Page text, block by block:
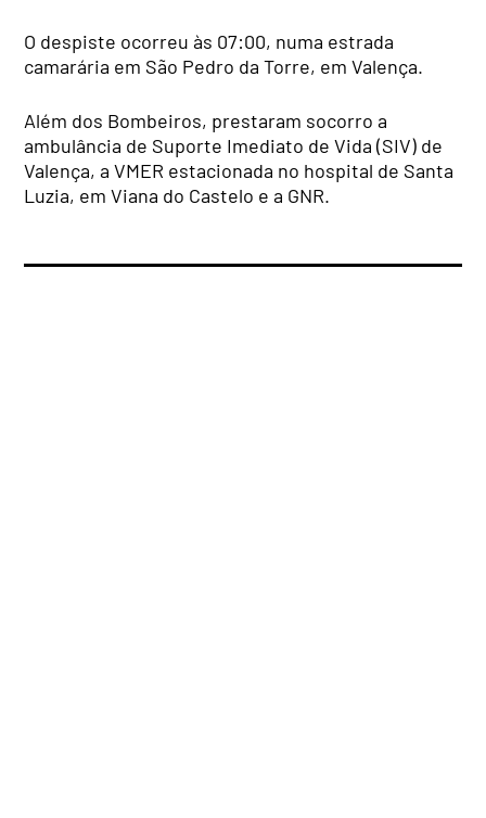
O despiste ocorreu às 07:00, numa estrada
camarária em São Pedro da Torre, em Valença.
Além dos Bombeiros, prestaram socorro a
ambulância de Suporte Imediato de Vida (SIV) de
Valença, a VMER estacionada no hospital de Santa
Luzia, em Viana do Castelo e a GNR.